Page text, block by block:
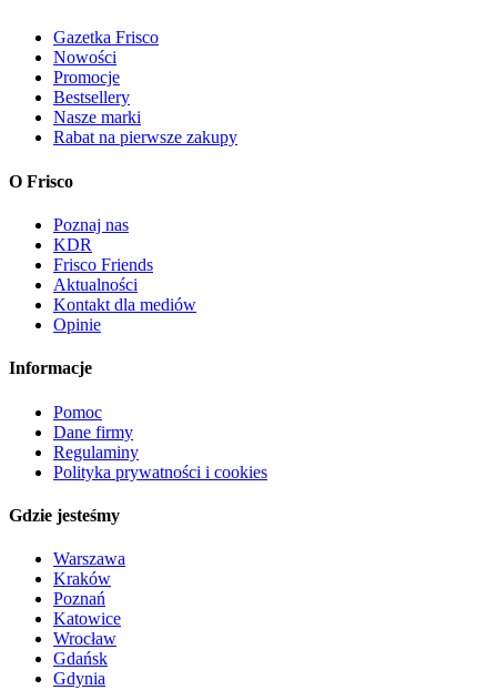
Gazetka Frisco
Nowości
Promocje
Bestsellery
Nasze marki
Rabat na pierwsze zakupy
O Frisco
Poznaj nas
KDR
Frisco Friends
Aktualności
Kontakt dla mediów
Opinie
Informacje
Pomoc
Dane firmy
Regulaminy
Polityka prywatności i cookies
Gdzie jesteśmy
Warszawa
Kraków
Poznań
Katowice
Wrocław
Gdańsk
Gdynia